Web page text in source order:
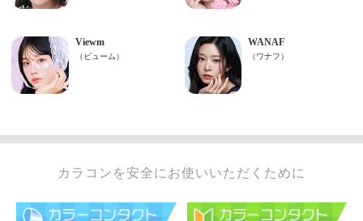
カラコンを安全にお使いいただくために